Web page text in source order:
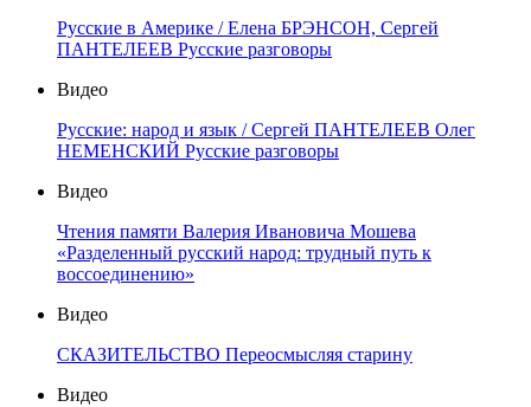
Русские в Америке / Елена БРЭНСОН, Сергей
ПАНТЕЛЕЕВ Русские разговоры
Видео
Русские: народ и язык / Сергей ПАНТЕЛЕЕВ Олег
НЕМЕНСКИЙ Русские разговоры
Видео
Чтения памяти Валерия Ивановича Мошева
«Разделенный русский народ: трудный путь к
воссоединению»
Видео
СКАЗИТЕЛЬСТВО Переосмысляя старину
Видео